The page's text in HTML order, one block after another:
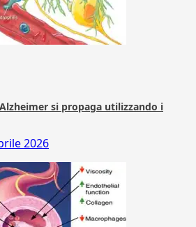
si propaga utilizzando i
2026